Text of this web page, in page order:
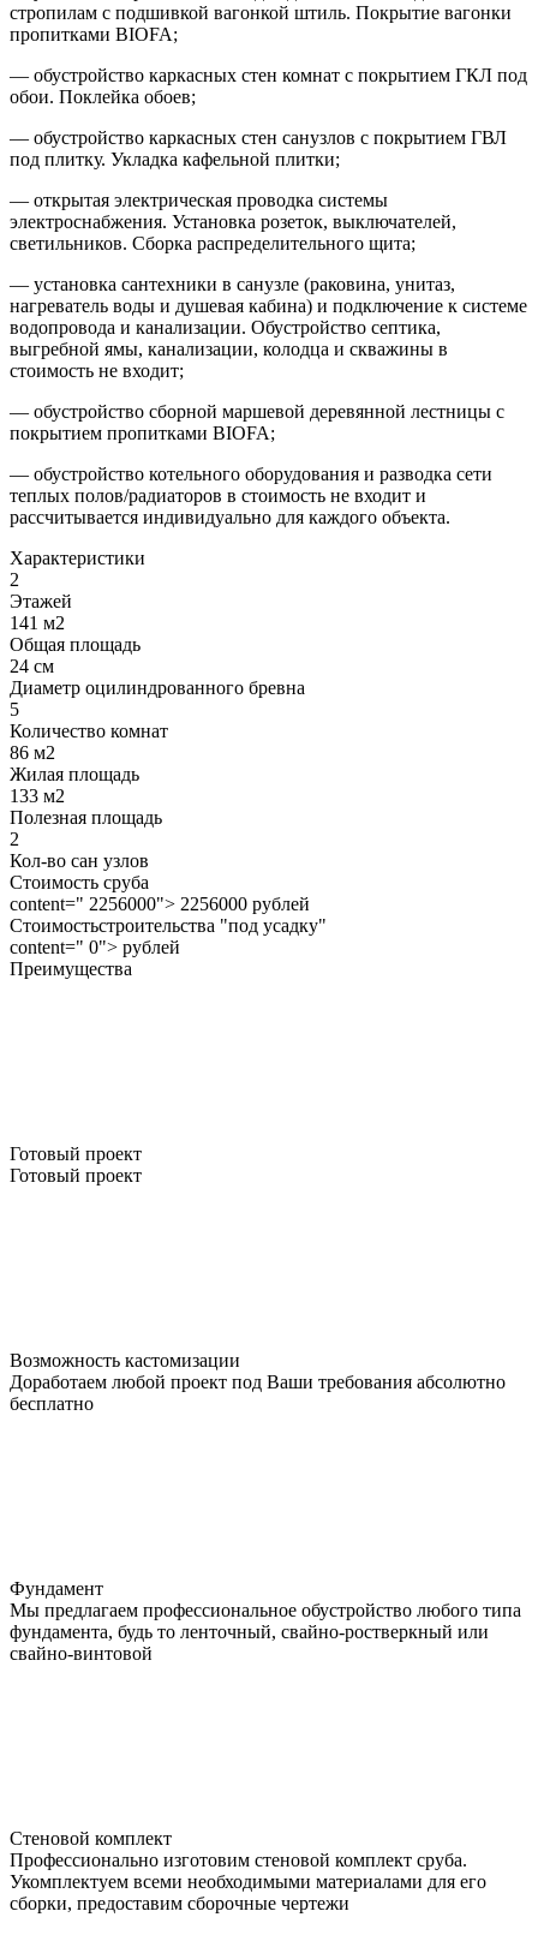
стропилам с подшивкой вагонкой штиль. Покрытие вагонки
пропитками BIOFA;
— обустройство каркасных стен комнат с покрытием ГКЛ под
обои. Поклейка обоев;
— обустройство каркасных стен санузлов с покрытием ГВЛ
под плитку. Укладка кафельной плитки;
— открытая электрическая проводка системы
электроснабжения. Установка розеток, выключателей,
светильников. Сборка распределительного щита;
— установка сантехники в санузле (раковина, унитаз,
нагреватель воды и душевая кабина) и подключение к системе
водопровода и канализации. Обустройство септика,
выгребной ямы, канализации, колодца и скважины в
стоимость не входит;
— обустройство сборной маршевой деревянной лестницы с
покрытием пропитками BIOFA;
— обустройство котельного оборудования и разводка сети
теплых полов/радиаторов в стоимость не входит и
рассчитывается индивидуально для каждого объекта.
Характеристики
2
Этажей
141 м2
Общая площадь
24 см
Диаметр оцилиндрованного бревна
5
Количество комнат
86 м2
Жилая площадь
133 м2
Полезная площадь
2
Кол-во сан узлов
Стоимость сруба
content=" 2256000"> 2256000 рублей
Стоимостьстроительства "под усадку"
content=" 0"> рублей
Преимущества
Готовый проект
Готовый проект
Возможность кастомизации
Доработаем любой проект под Ваши требования абсолютно
бесплатно
Фундамент
Мы предлагаем профессиональное обустройство любого типа
фундамента, будь то ленточный, свайно-ростверкный или
свайно-винтовой
Стеновой комплект
Профессионально изготовим стеновой комплект сруба.
Укомплектуем всеми необходимыми материалами для его
сборки, предоставим сборочные чертежи